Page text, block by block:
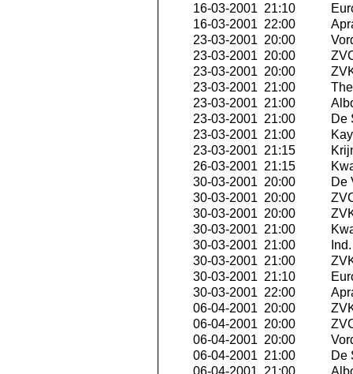
16-03-2001 21:10
16-03-2001 22:00
23-03-2001 20:00
23-03-2001 20:00
23-03-2001 20:00
23-03-2001 21:00
23-03-2001 21:00
23-03-2001 21:00
De
23-03-2001 21:00
23-03-2001 21:15
26-03-2001 21:15
30-03-2001 20:00
De
30-03-2001 20:00
30-03-2001 20:00
30-03-2001 21:00
30-03-2001 21:00
30-03-2001 21:00
30-03-2001 21:10
30-03-2001 22:00
06-04-2001 20:00
06-04-2001 20:00
06-04-2001 20:00
06-04-2001 21:00
De
06-04-2001 21:00